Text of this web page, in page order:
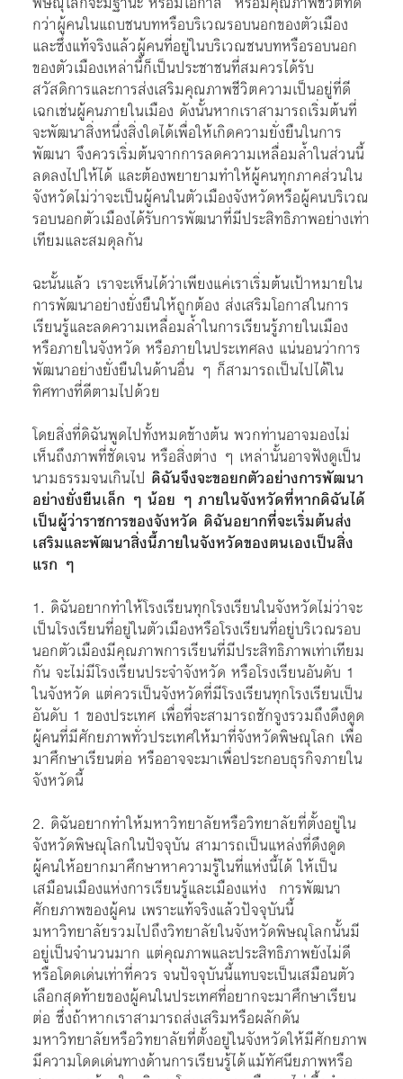
กว่าผู้คนในแถบชนบทหรือบริเวณรอบนอกของตัวเมือง
และซึ่งแท้จริงแล้วผู้คนที่อยู่ในบริเวณชนบทหรือรอบนอก
ของตัวเมืองเหล่านี้ก็เป็นประชาชนที่สมควรได้รับ
สวัสดิการและการส่งเสริมคุณภาพชีวิตความเป็นอยู่ที่ดี
เฉกเช่นผู้คนภายในเมือง ดังนั้นหากเราสามารถเริ่มต้นที่
จะพัฒนาสิ่งหนึ่งสิ่งใดได้เพื่อให้เกิดความยั่งยืนในการ
พัฒนา จึงควรเริ่มต้นจากการลดความเหลื่อมล้ำในส่วนนี้
ลดลงไปให้ได้ และต้องพยายามทำให้ผู้คนทุกภาคส่วนใน
จังหวัดไม่ว่าจะเป็นผู้คนในตัวเมืองจังหวัดหรือผู้คนบริเวณ
รอบนอกตัวเมืองได้รับการพัฒนาที่มีประสิทธิภาพอย่างเท่า
เทียมและสมดุลกัน
ฉะนั้นแล้ว เราจะเห็นได้ว่าเพียงแค่เราเริ่มต้นเป้าหมายใน
การพัฒนาอย่างยั่งยืนให้ถูกต้อง ส่งเสริมโอกาสในการ
เรียนรู้และลดความเหลื่อมล้ำในการเรียนรู้ภายในเมือง
หรือภายในจังหวัด หรือภายในประเทศลง แน่นอนว่าการ
พัฒนาอย่างยั่งยืนในด้านอื่น ๆ ก็สามารถเป็นไปได้ใน
ทิศทางที่ดีตามไปด้วย
โดยสิ่งที่ดิฉันพูดไปทั้งหมดข้างต้น พวกท่านอาจมองไม่
เห็นถึงภาพที่ชัดเจน หรือสิ่งต่าง ๆ เหล่านั้นอาจฟังดูเป็น
นามธรรมจนเกินไป ดิฉันจึงจะขอยกตัวอย่างการพัฒนา
อย่างยั่งยืนเล็ก ๆ น้อย ๆ ภายในจังหวัดที่หากดิฉันได้
เป็นผู้ว่าราชการของจังหวัด ดิฉันอยากที่จะเริ่มต้นส่ง
เสริมและพัฒนาสิ่งนี้ภายในจังหวัดของตนเองเป็นสิ่ง
แรก ๆ
1. ดิฉันอยากทำให้โรงเรียนทุกโรงเรียนในจังหวัดไม่ว่าจะ
เป็นโรงเรียนที่อยู่ในตัวเมืองหรือโรงเรียนที่อยู่บริเวณรอบ
นอกตัวเมืองมีคุณภาพการเรียนที่มีประสิทธิภาพเท่าเทียม
กัน จะไม่มีโรงเรียนประจำจังหวัด หรือโรงเรียนอันดับ 1
ในจังหวัด แต่ควรเป็นจังหวัดที่มีโรงเรียนทุกโรงเรียนเป็น
อันดับ 1 ของประเทศ เพื่อที่จะสามารถชักจูงรวมถึงดึงดูด
ผู้คนที่มีศักยภาพทั่วประเทศให้มาที่จังหวัดพิษณุโลก เพื่อ
มาศึกษาเรียนต่อ หรืออาจจะมาเพื่อประกอบธุรกิจภายใน
จังหวัดนี้
2. ดิฉันอยากทำให้มหาวิทยาลัยหรือวิทยาลัยที่ตั้งอยู่ใน
จังหวัดพิษณุโลกในปัจจุบัน สามารถเป็นแหล่งที่ดึงดูด
ผู้คนให้อยากมาศึกษาหาความรู้ในที่แห่งนี้ได้ ให้เป็น
เสมือนเมืองแห่งการเรียนรู้และเมืองแห่ง การพัฒนา
ศักยภาพของผู้คน เพราะแท้จริงแล้วปัจจุบันนี้
มหาวิทยาลัยรวมไปถึงวิทยาลัยในจังหวัดพิษณุโลกนั้นมี
อยู่เป็นจำนวนมาก แต่คุณภาพและประสิทธิภาพยังไม่ดี
หรือโดดเด่นเท่าที่ควร จนปัจจุบันนี้แทบจะเป็นเสมือนตัว
เลือกสุดท้ายของผู้คนในประเทศที่อยากจะมาศึกษาเรียน
ต่อ ซึ่งถ้าหากเราสามารถส่งเสริมหรือผลักดัน
มหาวิทยาลัยหรือวิทยาลัยที่ตั้งอยู่ในจังหวัดให้มีศักยภาพ
มีความโดดเด่นทางด้านการเรียนรู้ได้ แม้ทัศนียภาพหรือ